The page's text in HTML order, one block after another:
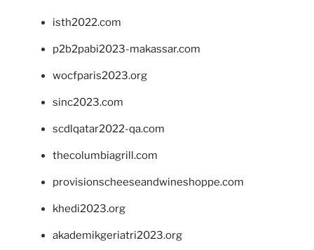
isth2022.com
p2b2pabi2023-makassar.com
wocfparis2023.org
sinc2023.com
scdlqatar2022-qa.com
thecolumbiagrill.com
provisionscheeseandwineshoppe.com
khedi2023.org
akademikgeriatri2023.org